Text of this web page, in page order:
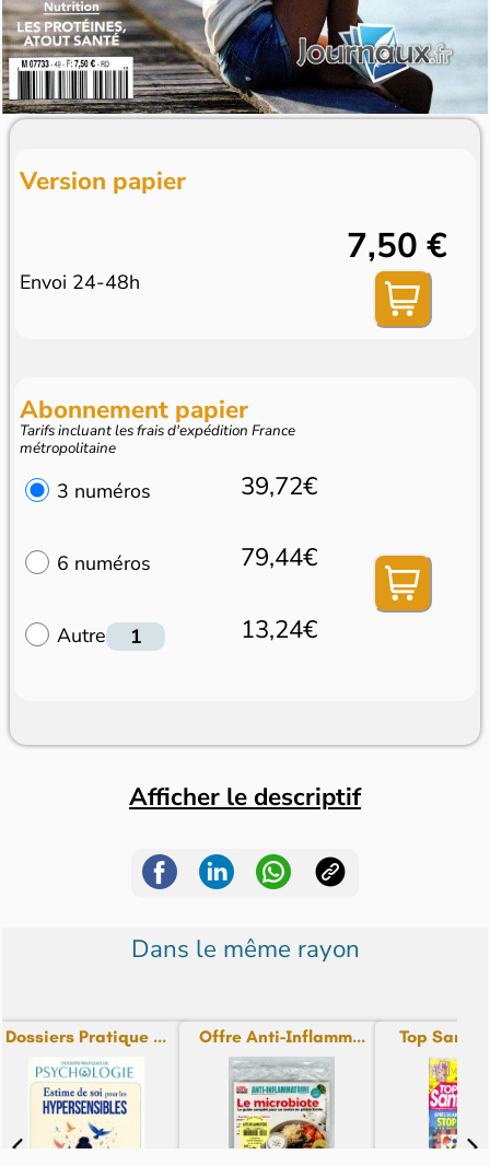
Version papier
Envoi 24-48h
7,50 €
Abonnement papier
Tarifs incluant les frais d'expédition France
métropolitaine
3 numéros 39,72€
6 numéros 79,44€
Autre 13,24€
Afficher le descriptif
Dans le même rayon
Dossiers Pratique ... Offre Anti-Inflamm... Top Santé